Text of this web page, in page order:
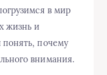
в мир
жизнь и
почему
внимания.